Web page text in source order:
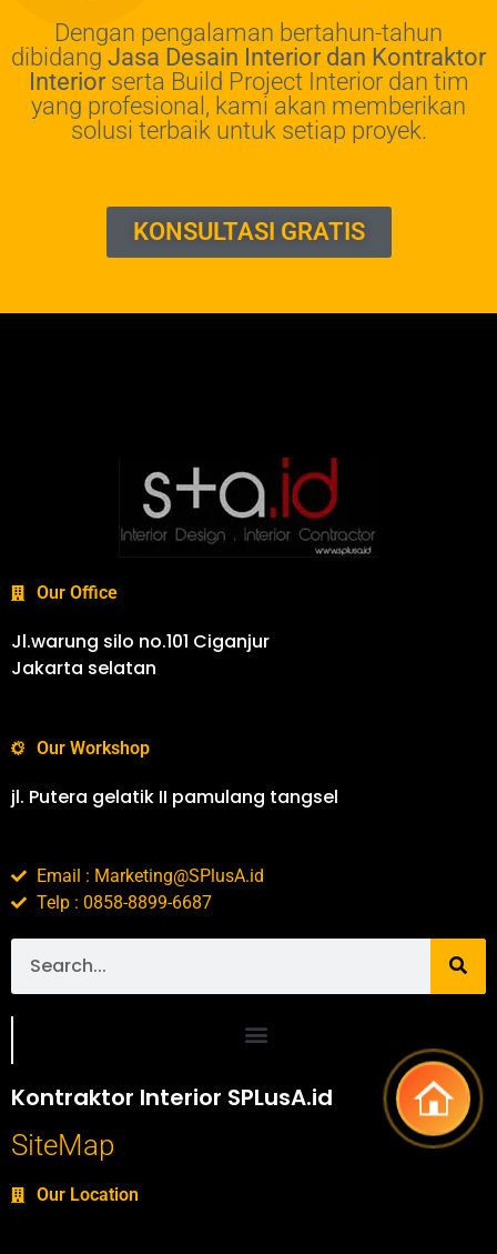
Dengan pengalaman bertahun-tahun
dibidang Jasa Desain Interior dan Kontraktor
Interiorserta Build Project Interior dan tim
yang profesional, kami akan memberikan
solusi terbaik untuk setiap proyek.
KONSULTASI GRATIS
Our Office
Jl.warung silo no.101 Ciganjur
Jakarta selatan
Our Workshop
jl. Putera gelatik II pamulang tangsel
Email : Marketing@SPlusA.id
Telp : 0858-8899-6687
Kontraktor Interior SPLusA.id
SiteMap
Our Location